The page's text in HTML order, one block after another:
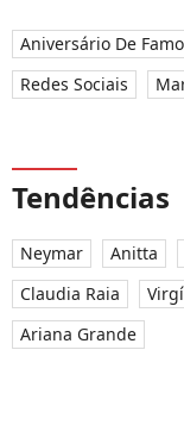
Aniversário De
Redes Sociais
Tendências
Neymar Anitta
Claudia Raia
Ariana Grande